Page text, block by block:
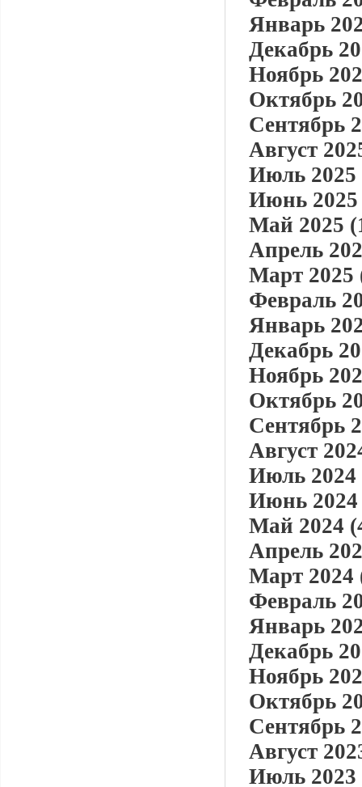
Январь
Декабрь
Ноябрь
Октябрь
Сентябрь
Август
Июль 2025
Июнь 2025
Май 2025
Апрель
Март 2025
Февраль
Январь
Декабрь
Ноябрь
Октябрь
Сентябрь
Август
Июль 2024
Июнь 2024
Май 2024
Апрель
Март 2024
Февраль
Январь
Декабрь
Ноябрь
Октябрь
Сентябрь
Август
Июль 2023